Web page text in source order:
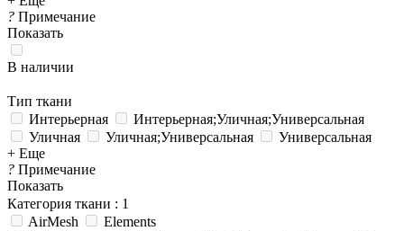
? Примечание
Показать
В наличии
Тип ткани
Интерьерная
Интерьерная;Уличная;Универсальная
Уличная
Уличная;Универсальная
Универсальная
+ Еще
? Примечание
Показать
Категория ткани : 1
AirMesh
Elements